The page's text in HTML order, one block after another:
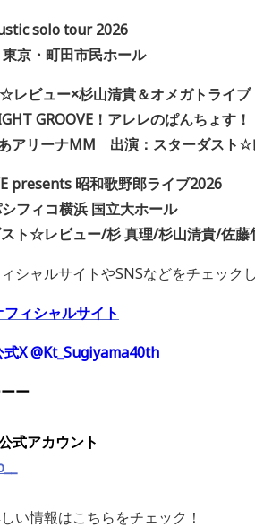
solo tour 2026
京・町田市民ホール
レビュー×杉山清貴＆オメガトライブ
GROOVE ！アレレのぱんちょす！
アリーナMM 出演：スターダスト☆
presents 昭和歌野郎ライブ2026
フィコ横浜 国立大ホール
ト☆レビュー/杉 真理/杉山清貴/佐藤
シャルサイトやSNSなどをチェック
ィシャルサイト
式X@Kt_Sugiyama40th
ー
式アカウント
い情報はこちらをチェック！